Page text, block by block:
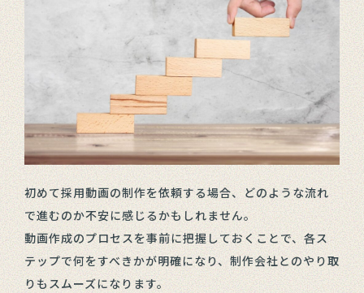
初めて採用動画の制作を依頼する場合、どのような流れ
で進むのか不安に感じるかもしれません。
動画作成のプロセスを事前に把握しておくことで、各ス
テップで何をすべきかが明確になり、制作会社とのやり取
りもスムーズになります。